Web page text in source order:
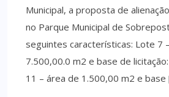
Municipal, a proposta de
no Parque Municipal de
seguintes características: Lote 7
7.500,00.0 m2 e base de
11 – área de 1.500,00 m2 e